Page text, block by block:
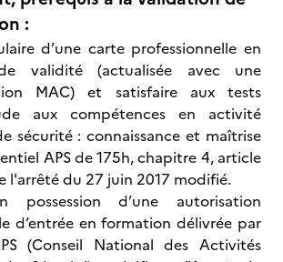
:
d’une carte professionnelle en
validité (actualisée avec une
MAC) et satisfaire aux tests
aux compétences en activité
sécurité : connaissance et maîtrise
APS de 175h, chapitre 4, article
l'arrêté du 27 juin 2017 modifié.
possession d’une autorisation
d’entrée en formation délivrée par
(Conseil National des Activités